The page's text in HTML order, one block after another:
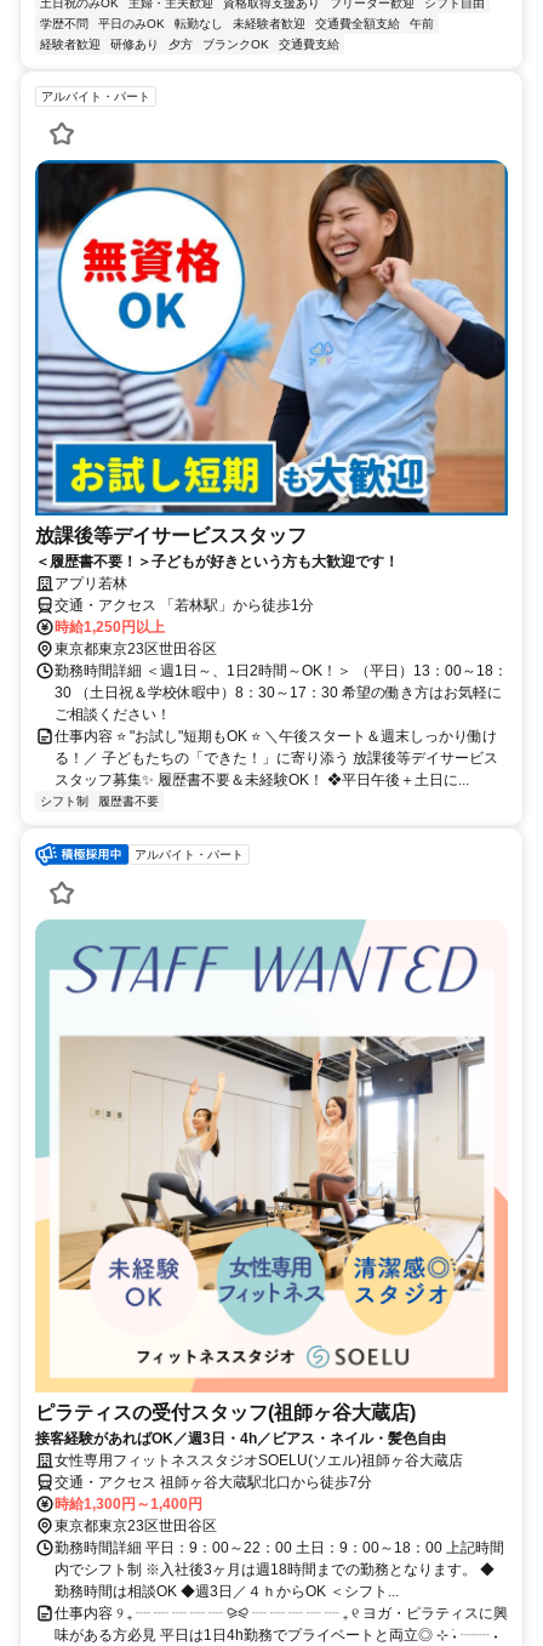
土日祝のみOK 主婦・主夫歓迎 資格取得支援あり フリーター歓迎
シフト自由
学歴不問
平日のみOK 転勤なし 未経験者歓迎 交通費全額支給
午前
経験者歓迎
研修あり 夕方 ブランクOK 交通費支給
アルバイト・パート
放課後等デイサービススタッフ
＜履歴書不要！＞子どもが好きという方も大歓迎です！
アプリ若林
交通・アクセス 「若林駅」から徒歩1分
時給1,250円以上
東京都東京23区世田谷区
勤務時間詳細 ＜週1日～、1日2時間～OK！＞ （平日）13：00～18：
30 （土日祝＆学校休暇中）8：30～17：30 希望の働き方はお気軽に
ご相談ください！
仕事内容 ⭐ "お試し"短期もOK ⭐ ＼午後スタート＆週末しっかり働け
る！／ 子どもたちの「できた！」に寄り添う 放課後等デイサービス
スタッフ募集✨ 履歴書不要＆未経験OK！ ❖平日午後＋土日に...
シフト制 履歴書不要
アルバイト・パート
ピラティスの受付スタッフ(祖師ヶ谷大蔵店)
接客経験があればOK／週3日・4h／ビアス・ネイル・髪色自由
女性専用フィットネススタジオSOELU(ソエル)祖師ヶ谷大蔵店
交通・アクセス 祖師ヶ谷大蔵駅北口から徒歩7分
時給1,300円～1,400円
東京都東京23区世田谷区
勤務時間詳細 平日：9：00～22：00 土日：9：00～18：00 上記時間
内でシフト制 ※入社後3ヶ月は週18時間までの勤務となります。 ◆
勤務時間は相談OK ◆週3日／４ｈからOK ＜シフト...
仕事内容 ୨ ₊ ┈ ┈ ┈ ┈ ┈ ⪩⪨ ┈ ┈ ┈ ┈ ┈ ₊ ୧ ヨガ・ピラティスに興
味がある方必見 平日は1日4h勤務でプライベートと両立◎ ⊹ ࣪˖ ┈┈ ˖